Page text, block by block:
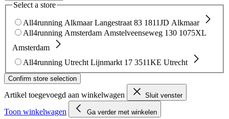
Select a store
All4running Alkmaar Langestraat 83 1811JD Alkmaar
All4running Amsterdam Amstelveenseweg 130 1075XL
Amsterdam
All4running Utrecht Lijnmarkt 17 3511KE Utrecht
Confirm store selection
Artikel toegevoegd aan winkelwagen Sluit venster
Toon winkelwagen Ga verder met winkelen